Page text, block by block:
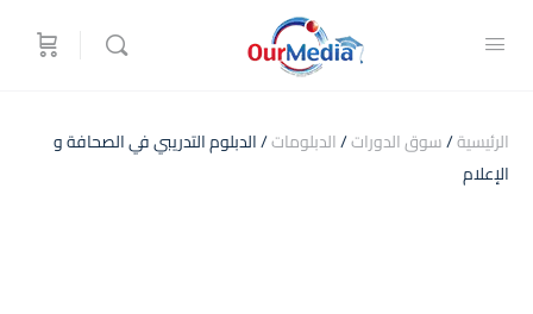
الرئيسية/سوق الدورات/الدبلومات/ الدبلوم التدريبي في الصحافة و
الإعلام